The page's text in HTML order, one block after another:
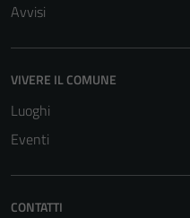
Avvisi
VIVERE IL COMUNE
Luoghi
Eventi
CONTATTI